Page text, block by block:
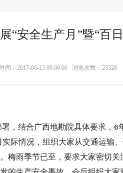
“安全生产月”暨“百
：2017-06-13 00:00:00 浏览次数： 23328
，结合广西地勘院具体要求，
际情况，组织大家从交通运输
雨季节已至，要求大家密切关